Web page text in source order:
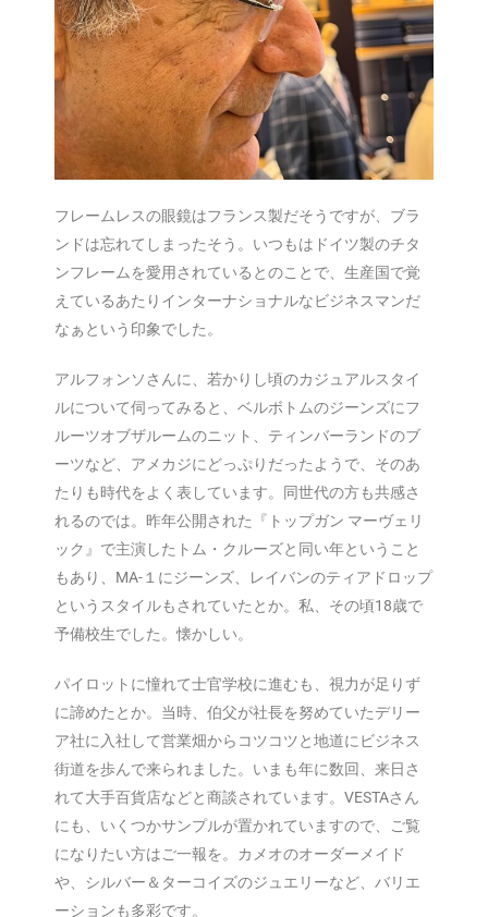
フレームレスの眼鏡はフランス製だそうですが、ブラ
ンドは忘れてしまったそう。いつもはドイツ製のチタ
ンフレームを愛用されているとのことで、生産国で覚
えているあたりインターナショナルなビジネスマンだ
なぁという印象でした。
アルフォンソさんに、若かりし頃のカジュアルスタイ
ルについて伺ってみると、ベルボトムのジーンズにフ
ルーツオブザルームのニット、ティンバーランドのブ
ーツなど、アメカジにどっぷりだったようで、そのあ
たりも時代をよく表しています。同世代の方も共感さ
れるのでは。昨年公開された『トップガン マーヴェリ
ック』で主演したトム・クルーズと同い年ということ
もあり、MA-１にジーンズ、レイバンのティアドロップ
というスタイルもされていたとか。私、その頃18歳で
予備校生でした。懐かしい。
パイロットに憧れて士官学校に進むも、視力が足りず
に諦めたとか。当時、伯父が社長を努めていたデリー
ア社に入社して営業畑からコツコツと地道にビジネス
街道を歩んで来られました。いまも年に数回、来日さ
れて大手百貨店などと商談されています。VESTAさん
にも、いくつかサンプルが置かれていますので、ご覧
になりたい方はご一報を。カメオのオーダーメイド
や、シルバー＆ターコイズのジュエリーなど、バリエ
ーションも多彩です。